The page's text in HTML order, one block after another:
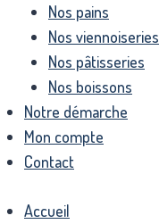
Nos pains
Nos viennoiseries
Nos pâtisseries
Nos boissons
Notre démarche
Mon compte
Contact
Accueil